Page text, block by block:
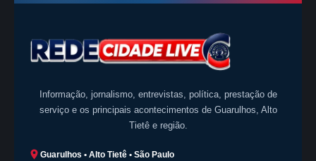
Informação, jornalismo, entrevistas, política, prestação de
serviço e os principais acontecimentos de Guarulhos, Alto
Tietê e região.
Guarulhos • Alto Tietê • São Paulo